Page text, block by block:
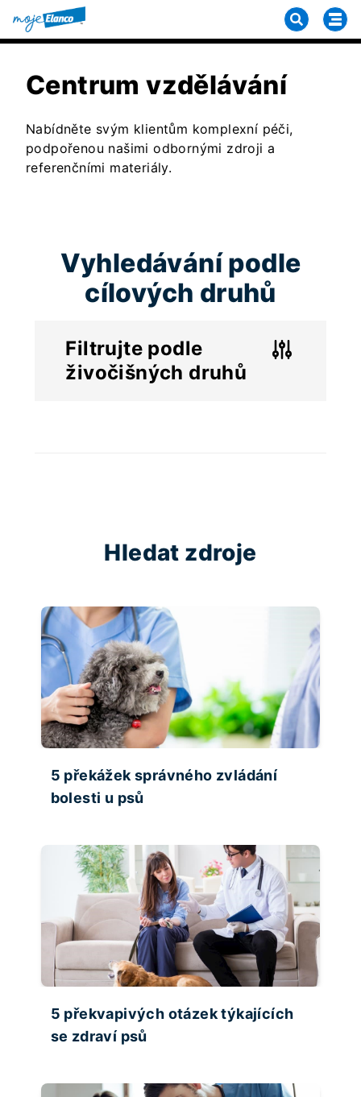
Centrum vzdělávání
Nabídněte svým klientům komplexní péči,
podpořenou našimi odbornými zdroji a
referenčními materiály.
Vyhledávání podle
cílových druhů
Filtrujte podle
živočišných druhů
Hledat zdroje
5 překážek správného zvládání
bolesti u psů
5 překvapivých otázek týkajících
se zdraví psů